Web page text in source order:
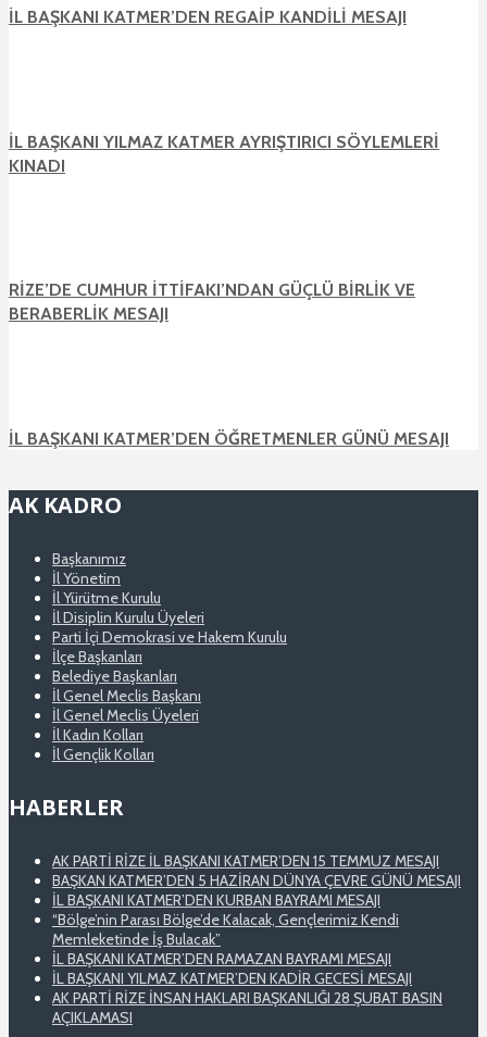
İL BAŞKANI KATMER’DEN REGAİP KANDİLİ MESAJI
İL BAŞKANI YILMAZ KATMER AYRIŞTIRICI SÖYLEMLERİ
KINADI
RİZE’DE CUMHUR İTTİFAKI’NDAN GÜÇLÜ BİRLİK VE
BERABERLİK MESAJI
İL BAŞKANI KATMER’DEN ÖĞRETMENLER GÜNÜ MESAJI
AK KADRO
Başkanımız
İl Yönetim
İl Yürütme Kurulu
İl Disiplin Kurulu Üyeleri
Parti İçi Demokrasi ve Hakem Kurulu
İlçe Başkanları
Belediye Başkanları
İl Genel Meclis Başkanı
İl Genel Meclis Üyeleri
İl Kadın Kolları
İl Gençlik Kolları
HABERLER
AK PARTİ RİZE İL BAŞKANI KATMER’DEN 15 TEMMUZ MESAJI
BAŞKAN KATMER’DEN 5 HAZİRAN DÜNYA ÇEVRE GÜNÜ MESAJI
İL BAŞKANI KATMER’DEN KURBAN BAYRAMI MESAJI
“Bölge’nin Parası Bölge’de Kalacak, Gençlerimiz Kendi
Memleketinde İş Bulacak”
İL BAŞKANI KATMER’DEN RAMAZAN BAYRAMI MESAJI
İL BAŞKANI YILMAZ KATMER’DEN KADİR GECESİ MESAJI
AK PARTİ RİZE İNSAN HAKLARI BAŞKANLIĞI 28 ŞUBAT BASIN
AÇIKLAMASI